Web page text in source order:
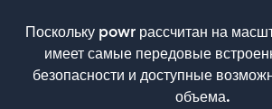
Поскольку powr рассчитан на
имеет самые передовые
безопасности и доступные
объема.